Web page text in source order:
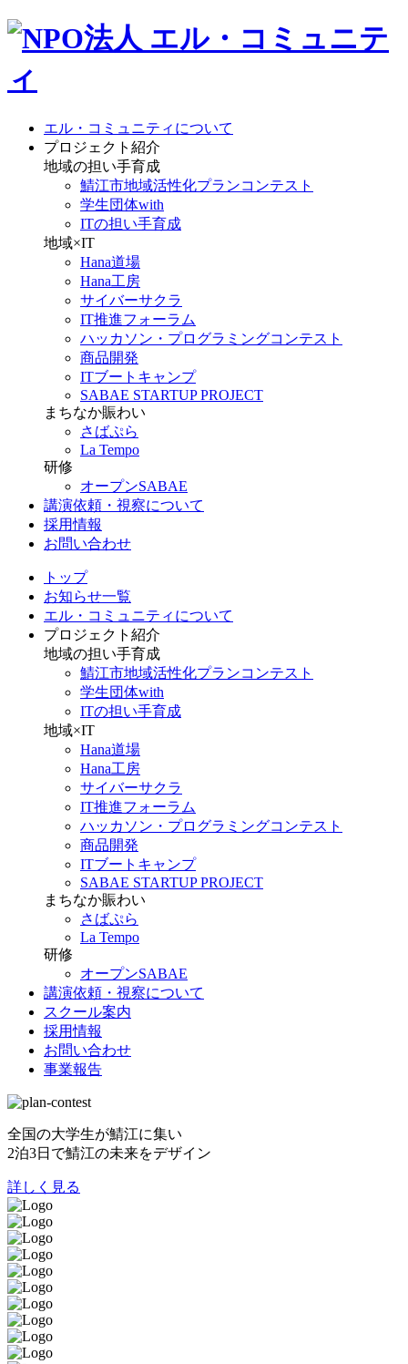
エル・コミュニティについて
プロジェクト紹介
地域の担い手育成
鯖江市地域活性化プランコンテスト
学生団体with
ITの担い手育成
地域×IT
Hana道場
Hana工房
サイバーサクラ
IT推進フォーラム
ハッカソン・プログラミングコンテスト
商品開発
ITブートキャンプ
SABAE STARTUP PROJECT
まちなか賑わい
さばぷら
La Tempo
研修
オープンSABAE
講演依頼・視察について
採用情報
お問い合わせ
トップ
お知らせ一覧
エル・コミュニティについて
プロジェクト紹介
地域の担い手育成
鯖江市地域活性化プランコンテスト
学生団体with
ITの担い手育成
地域×IT
Hana道場
Hana工房
サイバーサクラ
IT推進フォーラム
ハッカソン・プログラミングコンテスト
商品開発
ITブートキャンプ
SABAE STARTUP PROJECT
まちなか賑わい
さばぷら
La Tempo
研修
オープンSABAE
講演依頼・視察について
スクール案内
採用情報
お問い合わせ
事業報告
全国の大学生が鯖江に集い
2泊3日で鯖江の未来をデザイン
詳しく見る